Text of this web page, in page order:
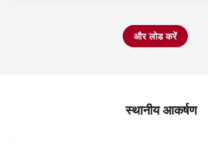
और लोड करें
स्थानीय आकर्षण